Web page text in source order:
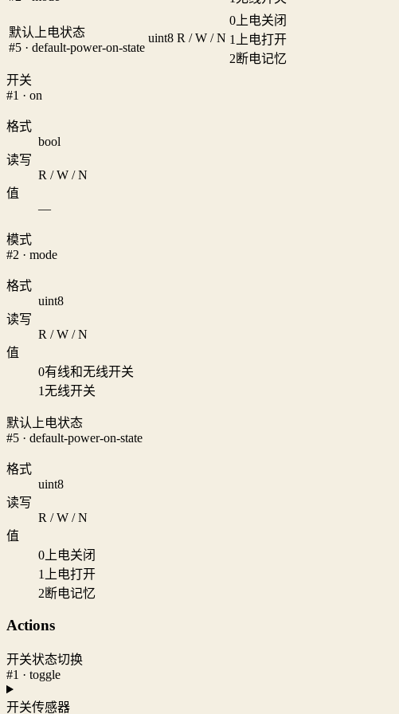
默认上电状态
#5 · default-power-on-state
uint8 R / W / N
0 上电关闭
1
上电打开
2断电记忆
开关
#1 · on
格式
bool
读写
R / W / N
值
—
模式
#2 · mode
格式
uint8
读写
R / W / N
值
0有线和无线开关
1无线开关
默认上电状态
#5 · default-power-on-state
格式
uint8
读写
R / W / N
值
0 上电关闭
1
上电打开
2断电记忆
Actions
开关状态切换
#1 · toggle
开关传感器